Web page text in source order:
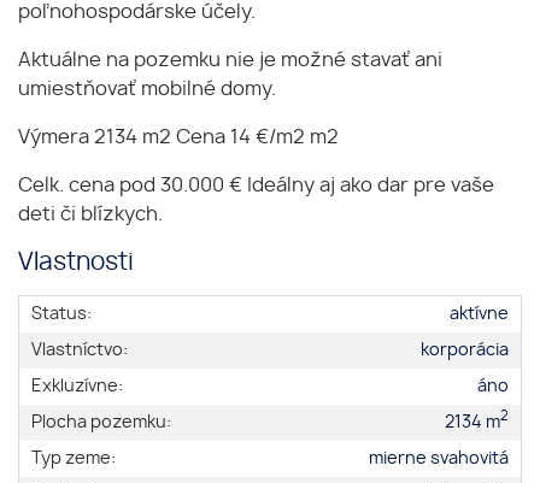
poľnohospodárske účely.
Aktuálne na pozemku nie je možné stavať ani
umiestňovať mobilné domy.
Výmera 2134 m2 Cena 14 €/m2 m2
Celk. cena pod 30.000 € Ideálny aj ako dar pre vaše
deti či blízkych.
Vlastnosti
Status:
aktívne
Vlastníctvo:
korporácia
Exkluzívne:
áno
Plocha pozemku:
2134 m2
Typ zeme:
mierne svahovitá